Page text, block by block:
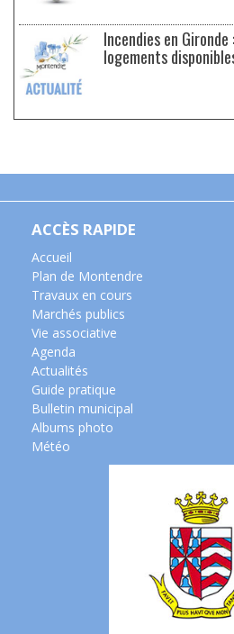
Incendies en
logements
ACCÈS RAPIDE
Accueil
Plan de Montendre
Travaux en cours
Marchés publics
Vie associative
Agenda
Actualités
Guide pratique
Bulletin municipal
Albums photo
Météo